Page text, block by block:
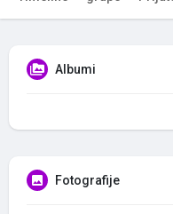
Albumi
Fotografije